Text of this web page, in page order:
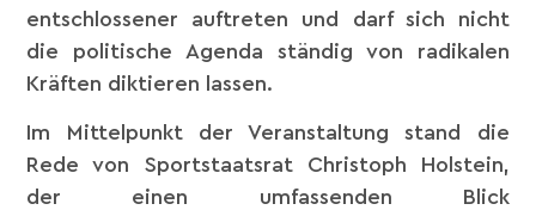
entschlossener auftreten und darf sich nicht
die politische Agenda ständig von radikalen
Kräften diktieren lassen.
Im Mittelpunkt der Veranstaltung stand die
Rede von Sportstaatsrat Christoph Holstein,
der einen umfassenden Blick